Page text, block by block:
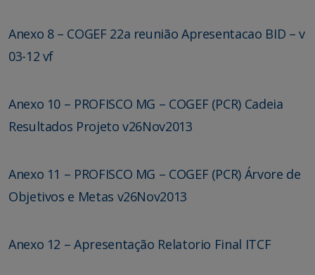
Anexo 8 – COGEF 22a reunião Apresentacao BID – v
03-12 vf
Anexo 10 – PROFISCO MG – COGEF (PCR) Cadeia
Resultados Projeto v26Nov2013
Anexo 11 – PROFISCO MG – COGEF (PCR) Árvore de
Objetivos e Metas v26Nov2013
Anexo 12 – Apresentação Relatorio Final ITCF